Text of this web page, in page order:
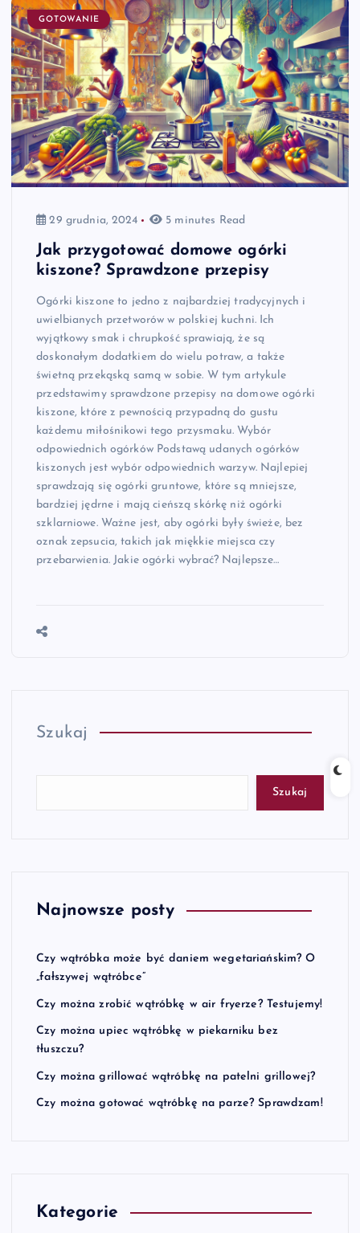
GOTOWANIE
29 grudnia, 2024 5 minutes Read
Jak przygotować domowe ogórki
kiszone? Sprawdzone przepisy
Ogórki kiszone to jedno z najbardziej tradycyjnych i
uwielbianych przetworów w polskiej kuchni. Ich
wyjątkowy smak i chrupkość sprawiają, że są
doskonałym dodatkiem do wielu potraw, a także
świetną przekąską samą w sobie. W tym artykule
przedstawimy sprawdzone przepisy na domowe ogórki
kiszone, które z pewnością przypadną do gustu
każdemu miłośnikowi tego przysmaku. Wybór
odpowiednich ogórków Podstawą udanych ogórków
kiszonych jest wybór odpowiednich warzyw. Najlepiej
sprawdzają się ogórki gruntowe, które są mniejsze,
bardziej jędrne i mają cieńszą skórkę niż ogórki
szklarniowe. Ważne jest, aby ogórki były świeże, bez
oznak zepsucia, takich jak miękkie miejsca czy
przebarwienia. Jakie ogórki wybrać? Najlepsze…
Szukaj
Szukaj
Najnowsze posty
Czy wątróbka może być daniem wegetariańskim? O
„fałszywej wątróbce”
Czy można zrobić wątróbkę w air fryerze? Testujemy!
Czy można upiec wątróbkę w piekarniku bez
tłuszczu?
Czy można grillować wątróbkę na patelni grillowej?
Czy można gotować wątróbkę na parze? Sprawdzam!
Kategorie